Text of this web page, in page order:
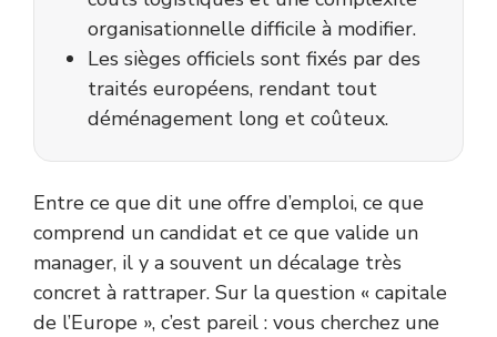
organisationnelle difficile à modifier.
Les sièges officiels sont fixés par des
traités européens, rendant tout
déménagement long et coûteux.
Entre ce que dit une offre d’emploi, ce que
comprend un candidat et ce que valide un
manager, il y a souvent un décalage très
concret à rattraper. Sur la question « capitale
de l’Europe », c’est pareil : vous cherchez une